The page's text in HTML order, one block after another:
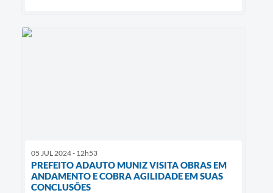
05 JUL 2024 - 12h53
PREFEITO ADAUTO MUNIZ VISITA OBRAS EM
ANDAMENTO E COBRA AGILIDADE EM SUAS
CONCLUSÕES